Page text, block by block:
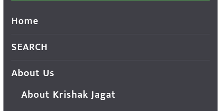
Home
SEARCH
About Us
About Krishak Jagat